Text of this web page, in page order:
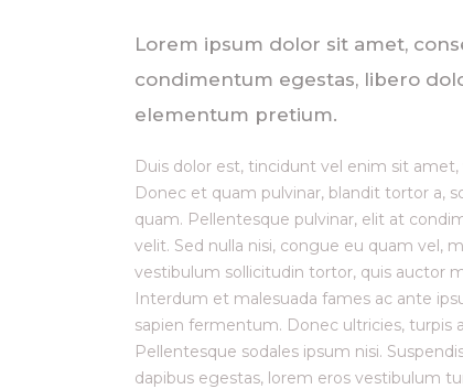
Lorem ipsum dolor sit amet,
condimentum egestas, libero
elementum pretium.
Duis dolor est, tincidunt vel enim sit
Donec et quam pulvinar, blandit tortor a,
quam. Pellentesque pulvinar, elit at
velit. Sed nulla nisi, congue eu quam vel,
vestibulum sollicitudin tortor, quis auctor
Interdum et malesuada fames ac ante
sapien fermentum. Donec ultricies, turpis
Pellentesque sodales ipsum nisi.
dapibus egestas, lorem eros vestibulum